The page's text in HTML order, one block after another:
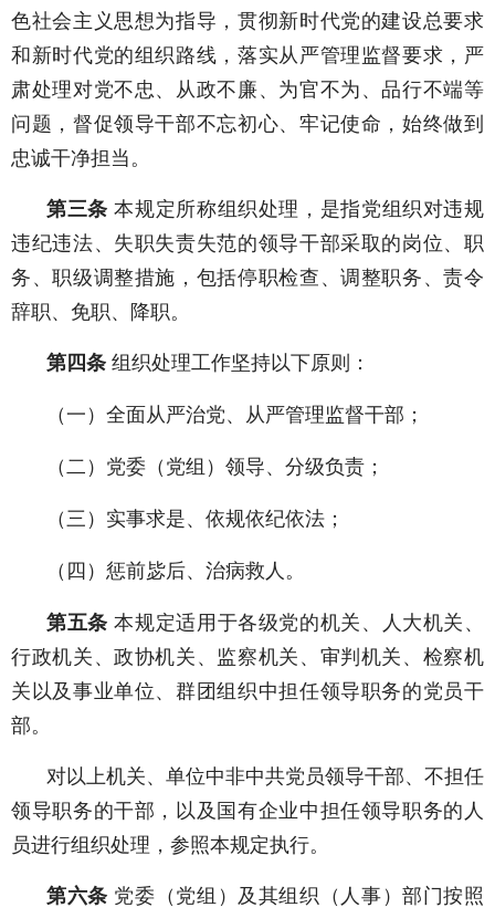
色社会主义思想为指导，贯彻新时代党的建设总要求
和新时代党的组织路线，落实从严管理监督要求，严
肃处理对党不忠、从政不廉、为官不为、品行不端等
问题，督促领导干部不忘初心、牢记使命，始终做到
忠诚干净担当。
第三条 本规定所称组织处理，是指党组织对违规
违纪违法、失职失责失范的领导干部采取的岗位、职
务、职级调整措施，包括停职检查、调整职务、责令
辞职、免职、降职。
第四条 组织处理工作坚持以下原则：
（一）全面从严治党、从严管理监督干部；
（二）党委（党组）领导、分级负责；
（三）实事求是、依规依纪依法；
（四）惩前毖后、治病救人。
第五条 本规定适用于各级党的机关、人大机关、
行政机关、政协机关、监察机关、审判机关、检察机
关以及事业单位、群团组织中担任领导职务的党员干
部。
对以上机关、单位中非中共党员领导干部、不担任
领导职务的干部，以及国有企业中担任领导职务的人
员进行组织处理，参照本规定执行。
第六条 党委（党组）及其组织（人事）部门按照